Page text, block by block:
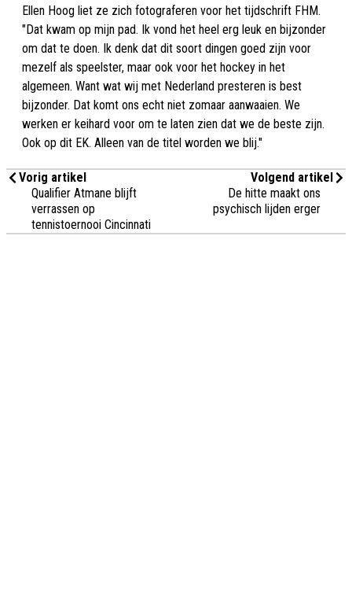
Ellen Hoog liet ze zich fotograferen voor het tijdschrift FHM.
"Dat kwam op mijn pad. Ik vond het heel erg leuk en bijzonder
om dat te doen. Ik denk dat dit soort dingen goed zijn voor
mezelf als speelster, maar ook voor het hockey in het
algemeen. Want wat wij met Nederland presteren is best
bijzonder. Dat komt ons echt niet zomaar aanwaaien. We
werken er keihard voor om te laten zien dat we de beste zijn.
Ook op dit EK. Alleen van de titel worden we blij."
Vorig artikel
Qualifier Atmane blijft
verrassen op
tennistoernooi Cincinnati
Volgend artikel
De hitte maakt ons
psychisch lijden erger